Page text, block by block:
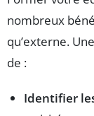
nombreux
qu’externe.
de :
Identifier